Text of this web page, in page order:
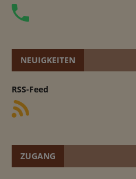
NEUIGKEITEN
RSS-Feed
ZUGANG